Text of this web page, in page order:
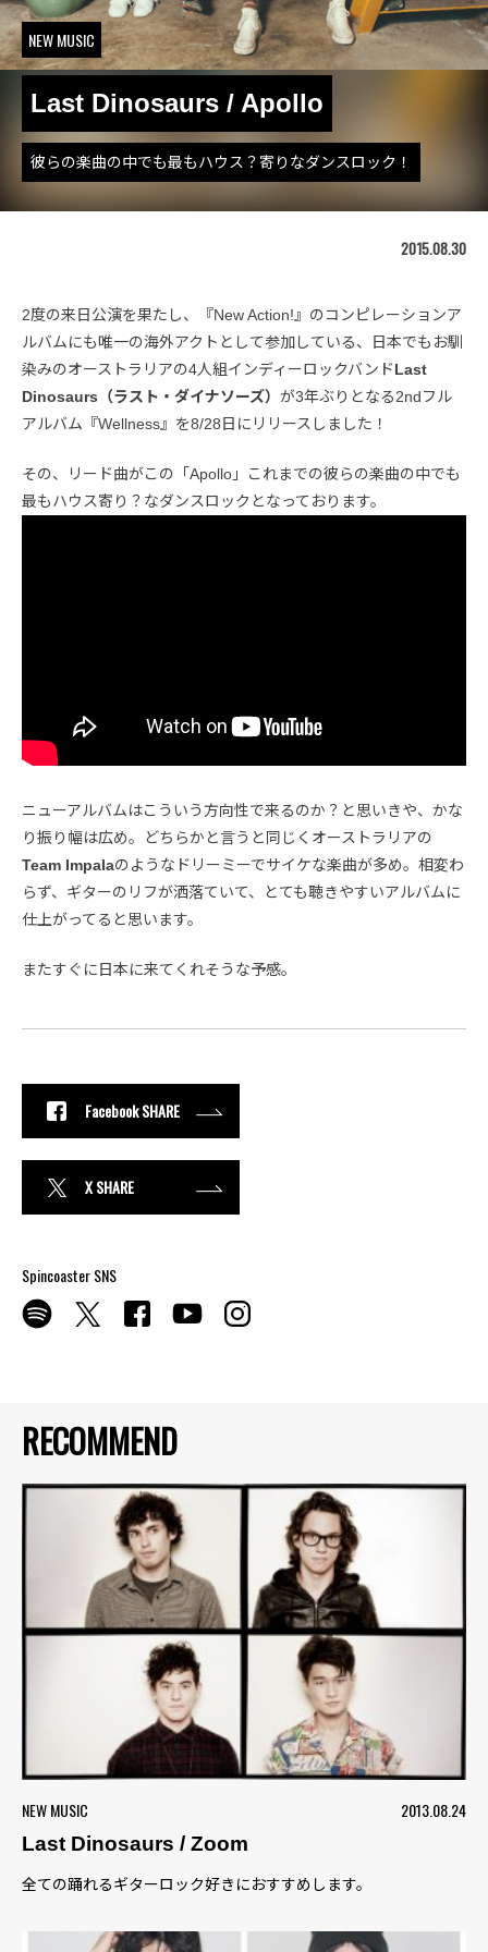
NEW MUSIC
Last Dinosaurs / Apollo
彼らの楽曲の中でも最もハウス？寄りなダンスロック！
RECOMMEND
NEW MUSIC
2013.08.24
Last Dinosaurs / Zoom
全ての踊れるギターロック好きにおすすめします。
2015.08.30
2度の来日公演を果たし、『New Action!』のコンピレーションア
ルバムにも唯一の海外アクトとして参加している、日本でもお馴
染みのオーストラリアの4人組インディーロックバンドLast
Dinosaurs（ラスト・ダイナソーズ） が3年ぶりとなる2ndフル
アルバム『Wellness』を8/28日にリリースしました！
その、リード曲がこの「Apollo」これまでの彼らの楽曲の中でも
最もハウス寄り？なダンスロックとなっております。
ニューアルバムはこういう方向性で来るのか？と思いきや、かな
り振り幅は広め。どちらかと言うと同じくオーストラリアの
Team Impalaのようなドリーミーでサイケな楽曲が多め。相変わ
らず、ギターのリフが洒落ていて、とても聴きやすいアルバムに
仕上がってると思います。
またすぐに日本に来てくれそうな予感。
Facebook SHARE
X SHARE
Spincoaster SNS